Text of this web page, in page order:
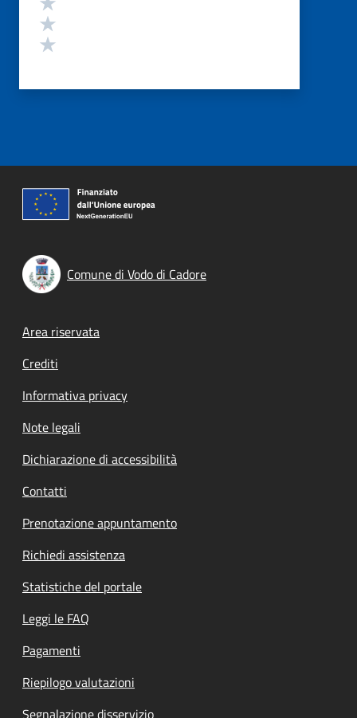
Comune di Vodo di Cadore
Footer menu
Area riservata
Crediti
Informativa privacy
Note legali
Dichiarazione di accessibilità
Contatti
Prenotazione appuntamento
Richiedi assistenza
Statistiche del portale
Leggi le FAQ
Pagamenti
Riepilogo valutazioni
Segnalazione disservizio